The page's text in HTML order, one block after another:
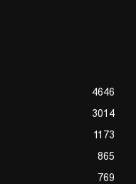
4646
3014
1173
865
769